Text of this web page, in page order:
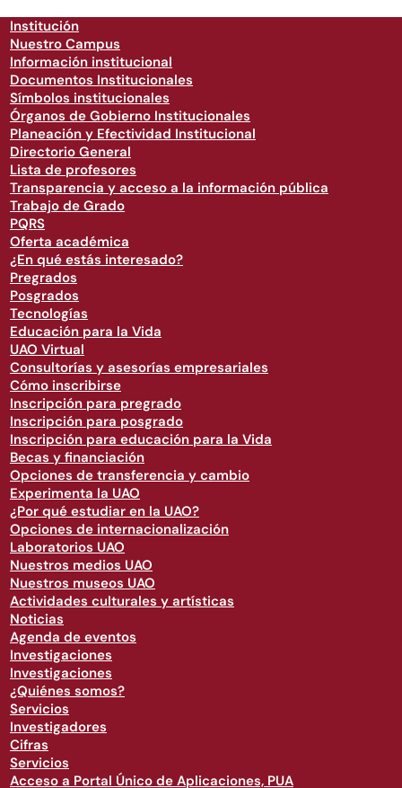
Institución
Nuestro Campus
Información institucional
Documentos Institucionales
Símbolos institucionales
Órganos de Gobierno Institucionales
Planeación y Efectividad Institucional
Directorio General
Lista de profesores
Transparencia y acceso a la información pública
Trabajo de Grado
PQRS
Oferta académica
¿En qué estás interesado?
Pregrados
Posgrados
Tecnologías
Educación para la Vida
UAO Virtual
Consultorías y asesorías empresariales
Cómo inscribirse
Inscripción para pregrado
Inscripción para posgrado
Inscripción para educación para la Vida
Becas y financiación
Opciones de transferencia y cambio
Experimenta la UAO
¿Por qué estudiar en la UAO?
Opciones de internacionalización
Laboratorios UAO
Nuestros medios UAO
Nuestros museos UAO
Actividades culturales y artísticas
Noticias
Agenda de eventos
Investigaciones
Investigaciones
¿Quiénes somos?
Servicios
Investigadores
Cifras
Servicios
Acceso a Portal Único de Aplicaciones, PUA